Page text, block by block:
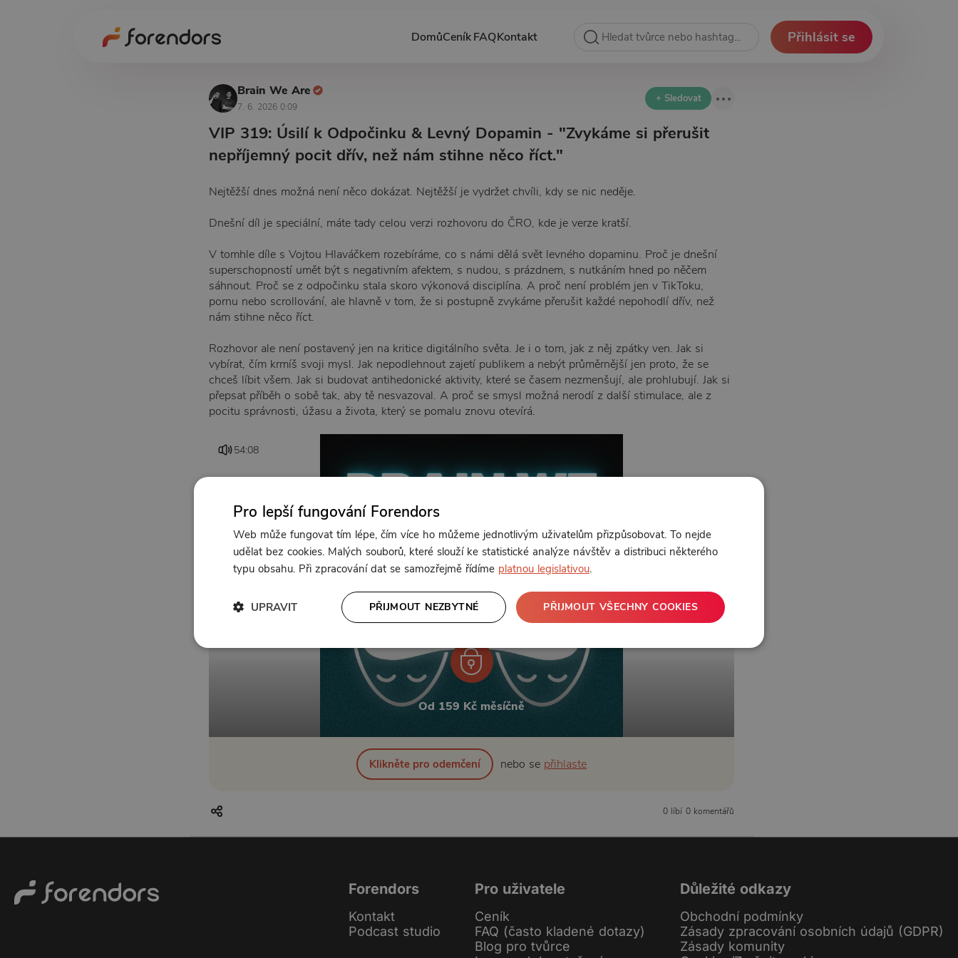
DomůCeníkFAQKontakt Přihlásit se
Brain We Are
7. 6. 2026 0:09
+ Sledovat
VIP 319: Úsilí k Odpočinku & Levný Dopamin - "Zvykáme si přerušit
nepříjemný pocit dřív, než nám stihne něco říct."
Nejtěžší dnes možná není něco dokázat. Nejtěžší je vydržet chvíli, kdy se nic neděje.
Dnešní díl je speciální, máte tady celou verzi rozhovoru do ČRO, kde je verze kratší.
V tomhle díle s Vojtou Hlaváčkem rozebíráme, co s námi dělá svět levného dopaminu. Proč je dnešní
superschopností umět být s negativním afektem, s nudou, s prázdnem, s nutkáním hned po něčem
sáhnout. Proč se z odpočinku stala skoro výkonová disciplína. A proč není problém jen v TikToku,
pornu nebo scrollování, ale hlavně v tom, že si postupně zvykáme přerušit každé nepohodlí dřív, než
nám stihne něco říct.
Rozhovor ale není postavený jen na kritice digitálního světa. Je i o tom, jak z něj zpátky ven. Jak si
vybírat, čím krmíš svoji mysl. Jak nepodlehnout zajetí publikem a nebýt průměrnější jen proto, že se
chceš líbit všem. Jak si budovat antihedonické aktivity, které se časem nezmenšují, ale prohlubují. Jak si
přepsat příběh o sobě tak, aby tě nesvazoval. A proč se smysl možná nerodí z další stimulace, ale z
pocitu správnosti, úžasu a života, který se pomalu znovu otevírá.
54:08
Od 159 Kč měsíčně
Klikněte pro odemčení nebo se přihlaste
0 líbí 0 komentářů
Forendors
Kontakt
Podcast studio
Pro uživatele
Ceník
FAQ (často kladené dotazy)
Blog pro tvůrce
Důležité odkazy
Obchodní podmínky
Zásady zpracování osobních údajů (GDPR)
Zásady komunity
Pro lepší fungování Forendors
Web může fungovat tím lépe, čím více ho můžeme jednotlivým uživatelům přizpůsobovat. To nejde
udělat bez cookies. Malých souborů, které slouží ke statistické analýze návštěv a distribuci některého
typu obsahu. Při zpracování dat se samozřejmě řídíme platnou legislativou.
PŘIJMOUT VŠECHNY COOKIES
PŘIJMOUT NEZBYTNÉ
UPRAVIT